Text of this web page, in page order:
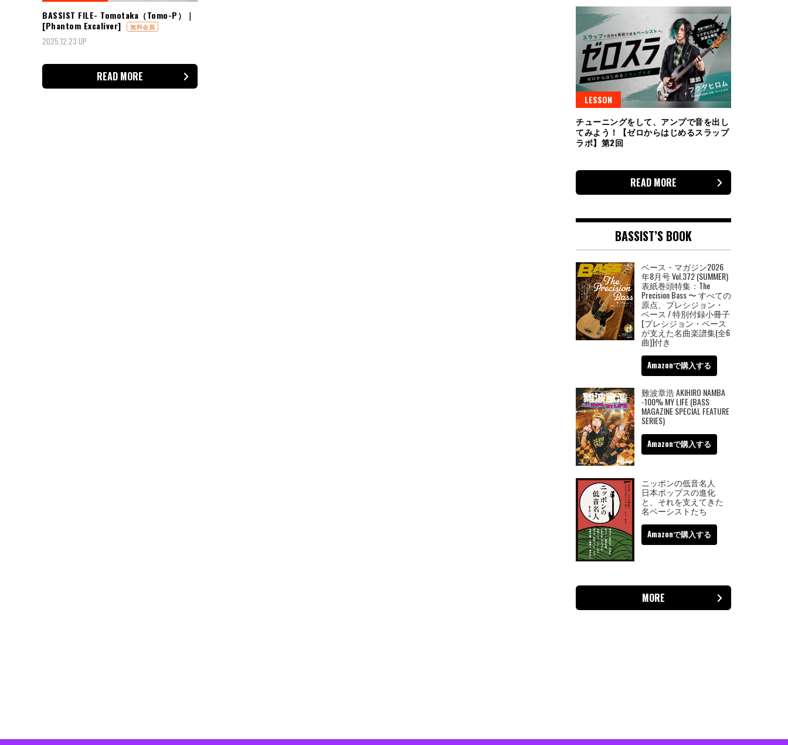
BASSIST FILE- Tomotaka（Tomo-P）｜
[Phantom Excaliver]
無料会員
2025.12.23 UP
READ MORE
LESSON
チューニングをして、アンプで音を出し
てみよう！【ゼロからはじめるスラップ
ラボ】第2回
READ MORE
BASSIST’S BOOK
ベース・マガジン2026
年8月号 Vol.372 (SUMMER)
表紙巻頭特集：The
Precision Bass 〜 すべての
原点、プレシジョン・
ベース / 特別付録小冊子
[プレシジョン・ベース
が支えた名曲楽譜集(全6
曲)]付き
Amazonで購入する
難波章浩 AKIHIRO NAMBA
-100% MY LIFE (BASS
MAGAZINE SPECIAL FEATURE
SERIES)
Amazonで購入する
ニッポンの低音名人
日本ポップスの進化
と、それを支えてきた
名ベーシストたち
Amazonで購入する
MORE